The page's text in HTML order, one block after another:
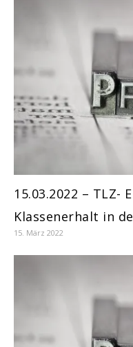
15.03.2022 – TLZ-
Klassenerhalt in
15. März 2022